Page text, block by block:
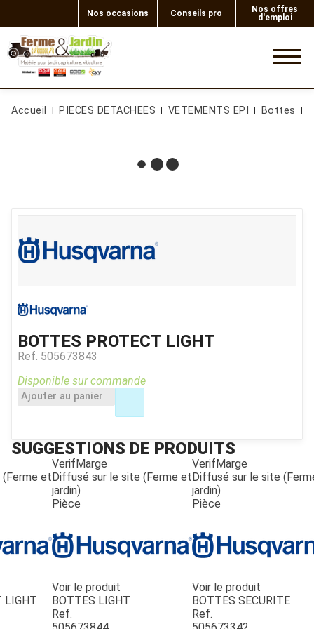
Nos occasions Conseils pro
Nos offres
d'emploi
Accueil PIECES DETACHEES VETEMENTS EPI Bottes
BOTTES PROTECT LIGHT
Ref. 505673843
Disponible sur commande
Ajouter au panier
SUGGESTIONS DE PRODUITS
et
LIGHT
VerifMarge
Diffusé sur le site (Ferme et
jardin)
Pièce
Voir le produit
BOTTES LIGHT
Ref.
VerifMarge
Diffusé sur le site
jardin)
Pièce
Voir le produit
BOTTES SECURITE
Ref.